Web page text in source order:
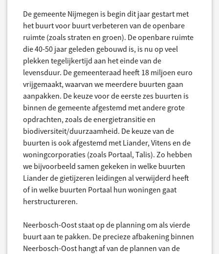
De gemeente Nijmegen is begin dit jaar gestart met
het buurt voor buurt verbeteren van de openbare
ruimte (zoals straten en groen). De openbare ruimte
die 40-50 jaar geleden gebouwd is, is nu op veel
plekken tegelijkertijd aan het einde van de
levensduur. De gemeenteraad heeft 18 miljoen euro
vrijgemaakt, waarvan we meerdere buurten gaan
aanpakken. De keuze voor de eerste zes buurten is
binnen de gemeente afgestemd met andere grote
opdrachten, zoals de energietransitie en
biodiversiteit/duurzaamheid. De keuze van de
buurten is ook afgestemd met Liander, Vitens en de
woningcorporaties (zoals Portaal, Talis). Zo hebben
we bijvoorbeeld samen gekeken in welke buurten
Liander de gietijzeren leidingen al verwijderd heeft
of in welke buurten Portaal hun woningen gaat
herstructureren.
Neerbosch-Oost staat op de planning om als vierde
buurt aan te pakken. De precieze afbakening binnen
Neerbosch-Oost hangt af van de plannen van de